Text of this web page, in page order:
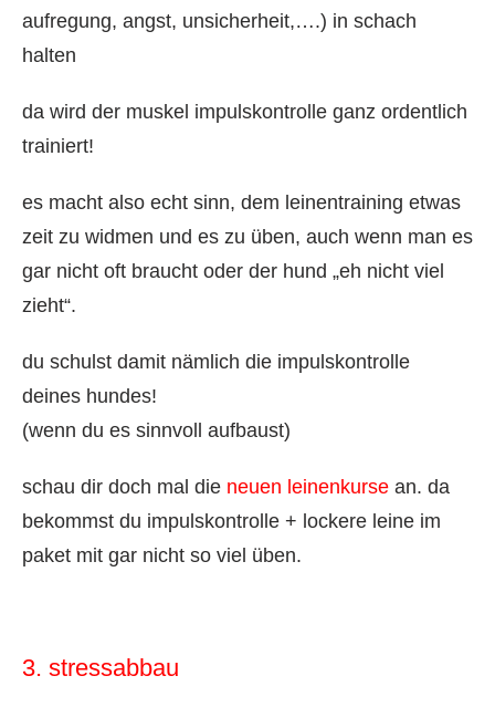
aufregung, angst, unsicherheit,….) in schach
halten
da wird der muskel impulskontrolle ganz ordentlich
trainiert!
es macht also echt sinn, dem leinentraining etwas
zeit zu widmen und es zu üben, auch wenn man es
gar nicht oft braucht oder der hund „eh nicht viel
zieht“.
du schulst damit nämlich die impulskontrolle
deines hundes!
(wenn du es sinnvoll aufbaust)
schau dir doch mal die neuen leinenkurse an. da
bekommst du impulskontrolle + lockere leine im
paket mit gar nicht so viel üben.
3. stressabbau